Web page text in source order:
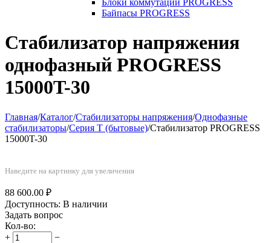
Блоки коммутации PROGRESS
Байпасы PROGRESS
Стабилизатор напряжения
однофазный PROGRESS
15000T-30
Главная/Каталог/Стабилизаторы напряжения/Однофазные
стабилизаторы/Серия T (бытовые)/Стабилизатор PROGRESS
15000T-30
Наведите на картинку для увеличения
88 600.00 ₽
Доступность: В наличии
Задать вопрос
Кол-во:
+
−